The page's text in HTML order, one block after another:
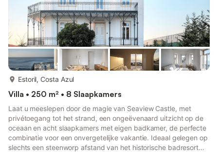
Estoril, Costa Azul
Villa • 250 m² • 8 Slaapkamers
Laat u meeslepen door de magie van Seaview Castle, met
privétoegang tot het strand, een ongeëvenaard uitzicht op de
oceaan en acht slaapkamers met eigen badkamer, de perfecte
combinatie voor een onvergetelijke vakantie. Ideaal gelegen op
slechts een steenworp afstand van het historische badresort